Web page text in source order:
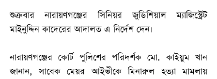
শুক্রবার নারায়ণগঞ্জের সিনিয়র জুডিশিয়াল ম্যাজিস্ট্রেট
মাইনুদ্দিন কাদেরের আদালত এ নির্দেশ দেন।
নারায়ণগঞ্জের কোর্ট পুলিশের পরিদর্শক মো. কাইয়ুম খান
জানান, সাবেক মেয়র আইভীকে মিনারুল হত্যা মামলায়